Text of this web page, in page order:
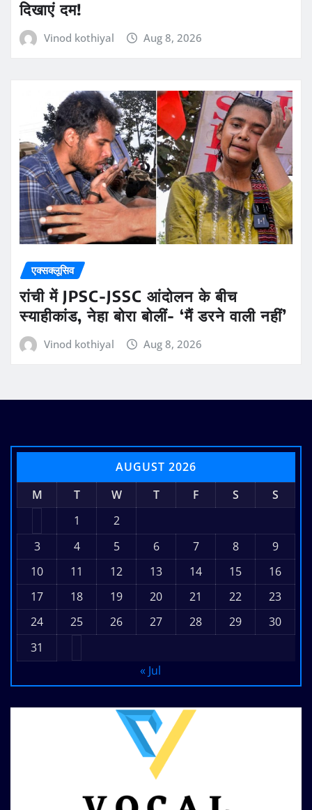
दिखाएं दम!
Vinod kothiyal Aug 8, 2026
एक्सक्लूसिव
रांची में JPSC-JSSC आंदोलन के बीच
स्याहीकांड, नेहा बोरा बोलीं- ‘मैं डरने वाली नहीं’
Vinod kothiyal Aug 8, 2026
AUGUST 2026
M
T W T F S
S
1
2
3
4 5 6 7 8
9
10
11 12 13 14 15
16
17
18 19 20 21 22
23
24
25 26 27 28 29
30
31
« Jul